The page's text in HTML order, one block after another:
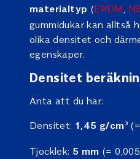
materialtyp (EPDM
gummidukar kan alltså
olika densitet och
egenskaper.
Densitet
Anta att du har:
Densitet: 1,45 g/cm³
Tjocklek: 5 mm (=